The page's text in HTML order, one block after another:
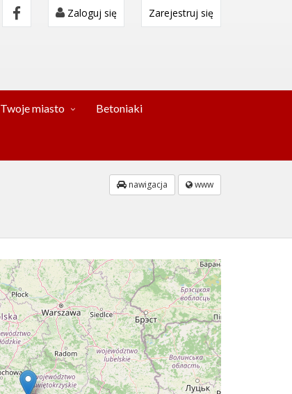
Zaloguj się Zarejestruj się
Twoje miasto Betoniaki
nawigacja www